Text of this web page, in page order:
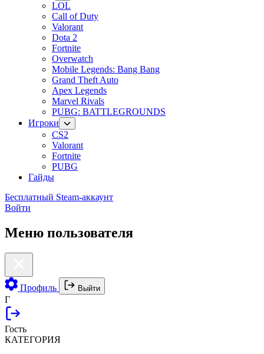
LOL
Call of Duty
Valorant
Dota 2
Fortnite
Overwatch
Mobile Legends: Bang Bang
Grand Theft Auto
Apex Legends
Marvel Rivals
PUBG: BATTLEGROUNDS
Игроки
CS2
Valorant
Fortnite
PUBG
Гайды
Бесплатный Steam-аккаунт
Войти
Меню пользователя
Профиль Выйти
Г
Гость
КАТЕГОРИЯ